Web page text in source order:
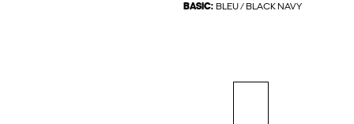
BASIC: BLEU / BLACK NAVY